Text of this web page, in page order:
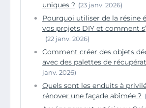
uniques ? (23 janv. 2026)
Pourquoi utiliser de la résine
vos projets DIY et comment
(22 janv. 2026)
Comment créer des objets
avec des palettes de
janv. 2026)
Quels sont les enduits à
rénover une façade abîmée ?